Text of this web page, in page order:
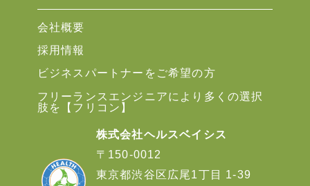
会社概要
採用情報
ビジネスパートナーをご希望の方
フリーランスエンジニアにより多くの選択
肢を【フリコン】
株式会社ヘルスベイシス
〒150-0012
東京都渋谷区広尾1丁目 1-39